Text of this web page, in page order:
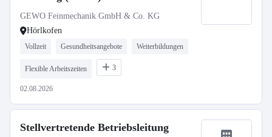
GEWO Feinmechanik GmbH & Co. KG
Hörlkofen
Vollzeit Gesundheitsangebote Weiterbildungen
Flexible Arbeitszeiten 3
02.08.2026
Stellvertretende Betriebsleitung